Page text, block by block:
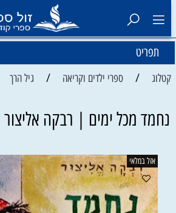
תפריט
קטלוג / ספרי ילדים וקריאה / גיל הרך
נחמד מכל ימים | רבקה אליצור
אזל במלאי